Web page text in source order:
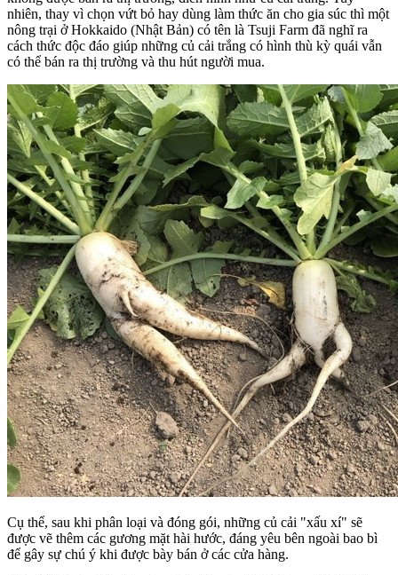
nhiên, thay vì chọn vứt bỏ hay dùng làm thức ăn cho gia súc thì một
nông trại ở Hokkaido (Nhật Bản) có tên là Tsuji Farm đã nghĩ ra
cách thức độc đáo giúp những củ cải trắng có hình thù kỳ quái vẫn
có thể bán ra thị trường và thu hút người mua.
Cụ thể, sau khi phân loại và đóng gói, những củ cải "xấu xí" sẽ
được vẽ thêm các gương mặt hài hước, đáng yêu bên ngoài bao bì
để gây sự chú ý khi được bày bán ở các cửa hàng.